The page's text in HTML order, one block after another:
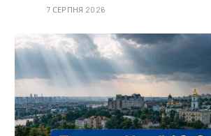
7 СЕРПНЯ 2026